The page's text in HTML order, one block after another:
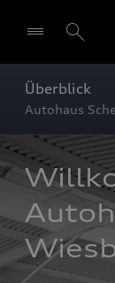
Überblick
Autohaus